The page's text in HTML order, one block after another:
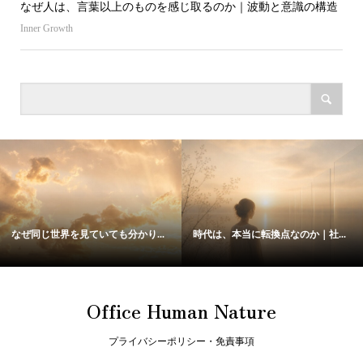
なぜ人は、言葉以上のものを感じ取るのか｜波動と意識の構造
Inner Growth
なぜ同じ世界を見ていても分かり... 時代は、本当に転換点なのか｜社...
Office Human Nature
プライバシーポリシー・免責事項